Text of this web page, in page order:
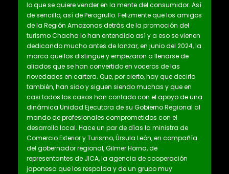
lo que se quiere vender en la mente del consumidor. Así
de sencillo, así de Perogrullo. Felizmente que los amigos
de la Región Amazonas detrás de la promoción del
turismo Chacha lo han entendido así y a eso se vienen
dedicando mucho antes de lanzar, en junio del 2024, la
marca que los distingue y empezaron a llenarse de
aliados que se han convertido en voceros de las
novedades en cartera. Que, por cierto, hay que decirlo
también, han sido y siguen siendo muchas y que en
casi todos los casos han contado con el apoyo de una
dinámica Unidad Ejecutora de su Gobierno Regional al
mando de profesionales comprometidos con el
desarrollo local. Hace un par de días la ministra de
Comercio Exterior y Turismo, Úrsula León, en compañía
del gobernador regional, Gilmer Horna, de
representantes de JICA, la agencia de cooperación
japonesa que los respalda y de un grupo muy